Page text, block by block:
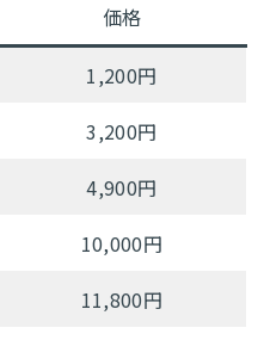
価格
1,200円
3,200円
4,900円
10,000円
11,800円